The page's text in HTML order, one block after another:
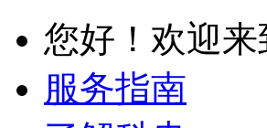
您好！欢迎来
服务指南